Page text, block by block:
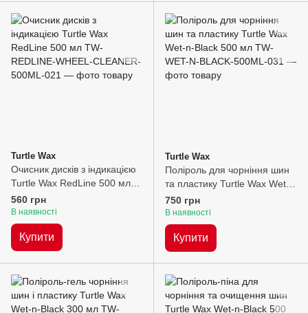
Turtle Wax
Очисник дисків з індикацією
Turtle Wax RedLine 500 мл,
500мл
560 грн
В наявності
Купити
Turtle Wax
Поліроль для чорніння шин
та пластику Turtle Wax Wet-
n-Black 500 мл, 500мл
750 грн
В наявності
Купити